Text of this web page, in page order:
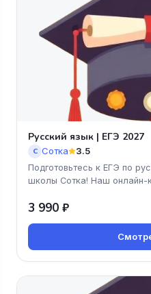
Русский язык | ЕГЭ 2027
С Сотка 3.5
Подготовьтесь к ЕГЭ по
школы Сотка! Наш онлайн-
3 990 ₽